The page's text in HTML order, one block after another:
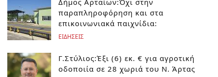
παραπληροφόρηση και στα
επικοινωνιακά παιχνίδια:
ΕΙΔΗΣΕΙΣ
Γ.Στύλιος:Έξι (6) εκ. € για αγροτική
οδοποιία σε 28 χωριά του Ν. Άρτας